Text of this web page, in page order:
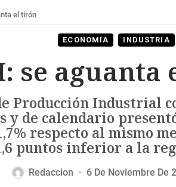
el tirón
ECONOMÍA INDUSTRIA
se aguanta
Producción Industrial
y de calendario
respecto al mismo
puntos inferior a la
Redaccion — 6 De Noviembre De